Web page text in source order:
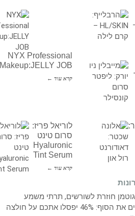
NYX Professional
Makeup:JELLY JOB
קרא עוד ←
לוריאל פריז:
סרום טינט
Hyaluronic
Tint Serum
קרא עוד ←
חוזרת לשורשים, תרתי משמע
מריחים את הסוף: 46% יפסלו אתכם על חולצה